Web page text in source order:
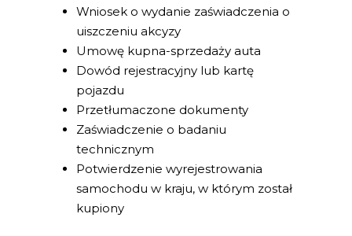
Wniosek o wydanie zaświadczenia o
uiszczeniu akcyzy
Umowę kupna-sprzedaży auta
Dowód rejestracyjny lub kartę
pojazdu
Przetłumaczone dokumenty
Zaświadczenie o badaniu
technicznym
Potwierdzenie wyrejestrowania
samochodu w kraju, w którym został
kupiony